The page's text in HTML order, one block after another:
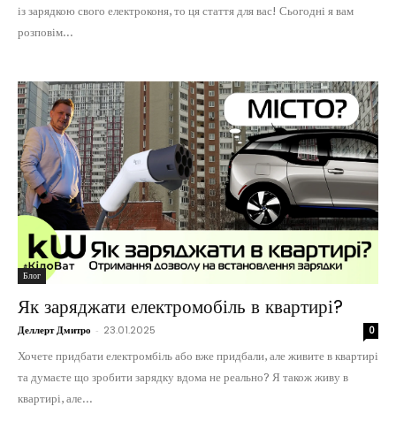
із зарядкою свого електроконя, то ця стаття для вас! Сьогодні я вам
розповім...
Блог
Як заряджати електромобіль в квартирі?
Деллерт Дмитро - 23.01.2025
0
Хочете придбати електромбіль або вже придбали, але живите в квартирі
та думаєте що зробити зарядку вдома не реально? Я також живу в
квартирі, але...